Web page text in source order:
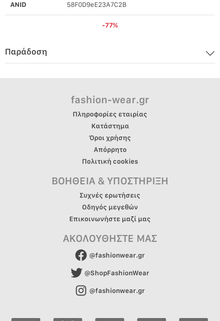
ANID 58F0D9eE23A7C2B
-77%
Παράδοση
fashion-wear.gr
Πληροφορίες εταιρίας
Κατάστημα
Όροι χρήσης
Απόρρητο
Πολιτική cookies
ΒΟΗΘΕΙΑ & ΥΠΟΣΤΗΡΙΞΗ
Συχνές ερωτήσεις
Οδηγός μεγεθών
Επικοινωνήστε μαζί μας
ΑΚΟΛΟΥΘΗΣΤΕ ΜΑΣ
@fashionwear.gr
@ShopFashionWear
@fashionwear.gr